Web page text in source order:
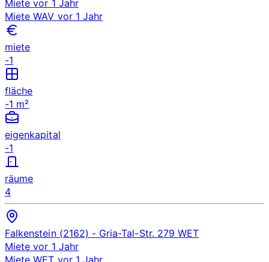
Miete vor 1 Jahr
Miete WAV vor 1 Jahr
miete
-1
fläche
-1 m²
eigenkapital
-1
räume
4
Falkenstein (2162) - Gria-Tal-Str. 279 WET
Miete vor 1 Jahr
Miete WET vor 1 Jahr